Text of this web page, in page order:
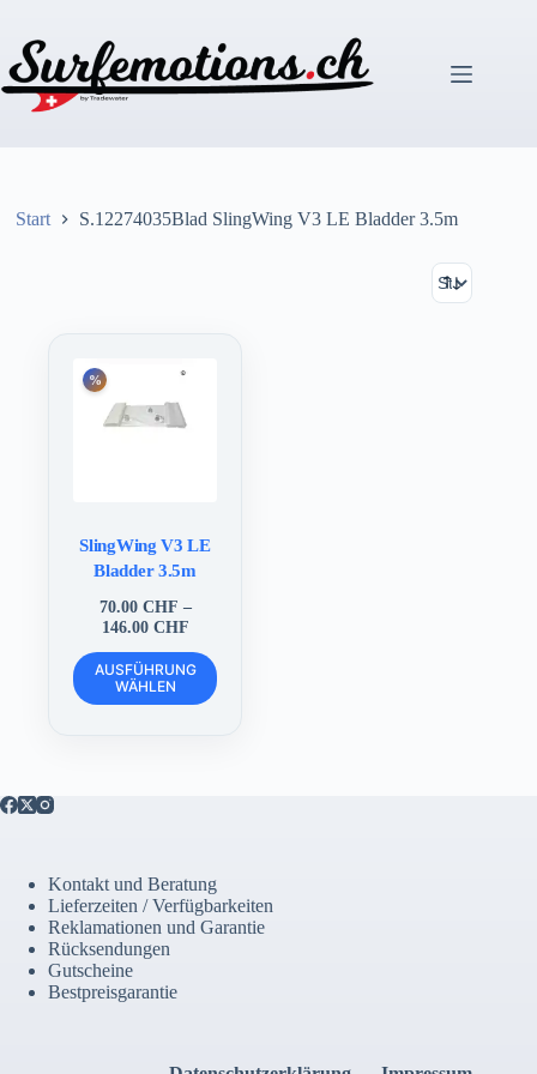
springen
Start S.12274035Blad SlingWing V3 LE Bladder 3.5m
SlingWing V3 LE
Bladder 3.5m
70.00 CHF –
146.00 CHFPreisspanne:
bis
146.00 CHF
AUSFÜHRUNG
WÄHLEN
Dieses
Produkt
weist
der
Produktseite
gewählt
werden
Kontakt und Beratung
Lieferzeiten / Verfügbarkeiten
Reklamationen und Garantie
Rücksendungen
Gutscheine
Bestpreisgarantie